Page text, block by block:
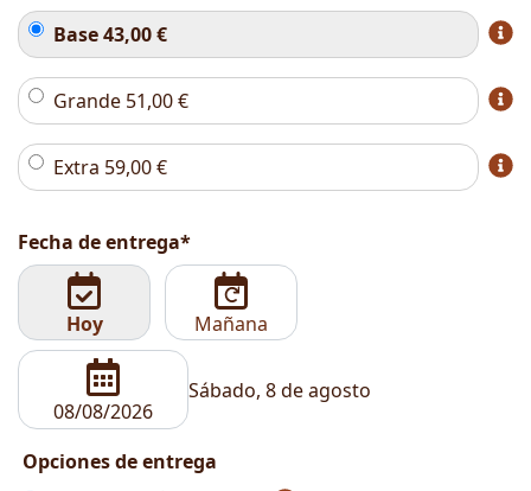
Base43,00€
Grande 51,00€
Extra 59,00€
Fecha de entrega*
Hoy Mañana
Sábado, 8 de agosto
Opciones de entrega